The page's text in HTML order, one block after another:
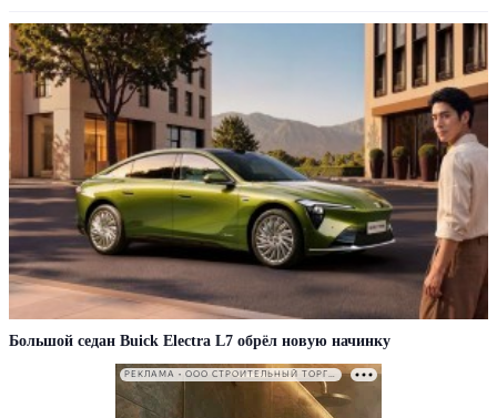
Большой седан Buick Electra L7 обрёл новую начинку
РЕКЛАМА • ООО СТРОИТЕЛЬНЫЙ ТОРГОВЫЙ ДОМ «ПЕТРОВИЧ». ИНН: 7802348846